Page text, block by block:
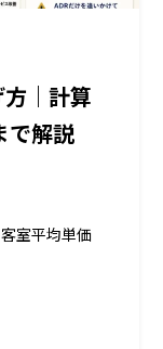
｜計算
で解説
室平均単価